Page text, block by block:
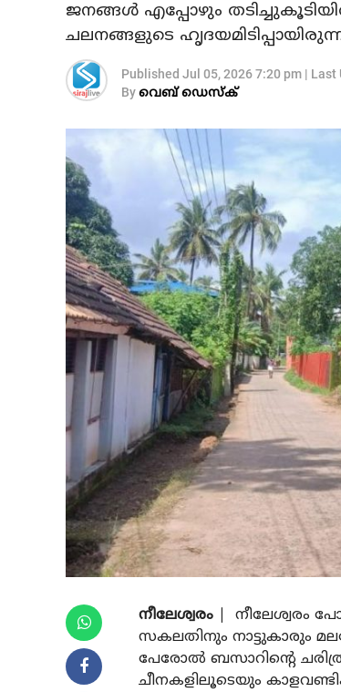
ജനങ്ങള്‍ എപ്പോഴും
ചലനങ്ങളുടെ
Published Jul 05, 2026 7:20 pm | Last
Byവെബ് ഡെസ്‌ക്
നീലേശ്വരം | നീലേശ്വരം
സകലതിനും നാട്ടുകാരും
പേരോല്‍ ബസാറിന്റെ
ചീനകളിലൂടെയും